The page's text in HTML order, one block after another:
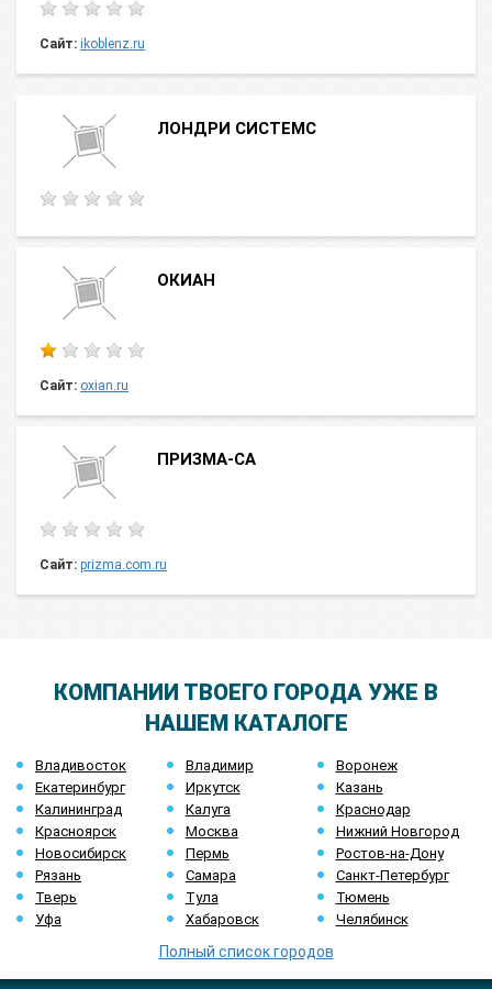
Сайт: ikoblenz.ru
ЛОНДРИ СИСТЕМС
ОКИАН
Сайт: oxian.ru
ПРИЗМА-СА
Сайт: prizma.com.ru
КОМПАНИИ ТВОЕГО ГОРОДА УЖЕ В
НАШЕМ КАТАЛОГЕ
Владивосток Владимир
Воронеж
Екатеринбург
Иркутск
Казань
Калининград
Калуга
Краснодар
Красноярск
Москва
Нижний Новгород
Новосибирск
Пермь
Ростов-на-Дону
Рязань
Самара
Санкт-Петербург
Тверь
Тула
Тюмень
Уфа
Хабаровск Челябинск
Полный список городов